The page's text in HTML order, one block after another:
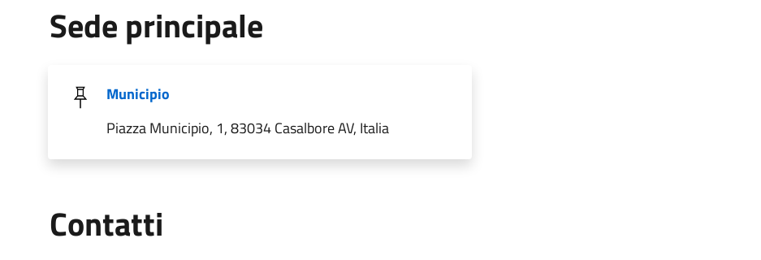
Sede principale
Municipio
Piazza Municipio, 1, 83034 Casalbore AV, Italia
Contatti